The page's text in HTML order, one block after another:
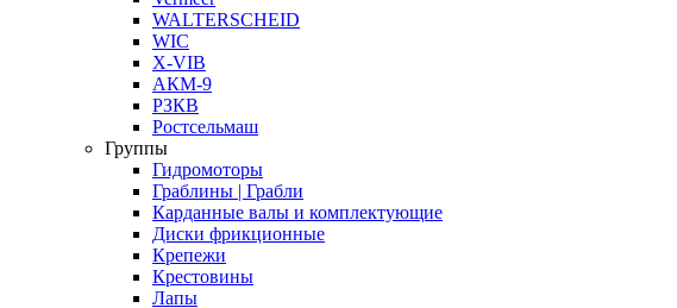
WALTERSCHEID
WIC
X-VIB
АКМ-9
РЗКВ
Ростсельмаш
Группы
Гидромоторы
Граблины | Грабли
Карданные валы и комплектующие
Диски фрикционные
Крепежи
Крестовины
Лапы